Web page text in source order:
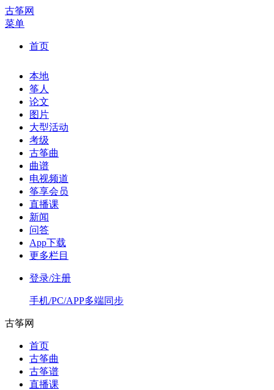
古筝网
菜单
首页
本地
筝人
论文
图片
大型活动
考级
古筝曲
曲谱
电视频道
筝享会员
直播课
新闻
问答
App下载
更多栏目
登录/注册
手机/PC/APP多端同步
古筝网
首页
古筝曲
古筝谱
直播课